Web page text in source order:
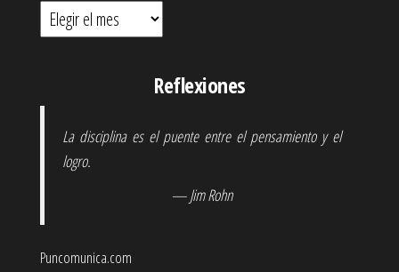
Hemeroteca
Reflexiones
La disciplina es el puente entre el pensamiento y el
logro.
— Jim Rohn
Puncomunica.com